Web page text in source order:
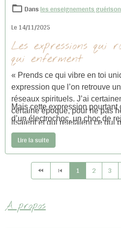
Dansles enseignements
Le 14/11/2025
Les expressions qui
qui enferment
« Prends ce qui vibre en toi
expression que l’on retrouve
réseaux spirituels. J’ai
certaine époque, pour ne pas
lisaient et qui rejetaient ce qui
devenue une évidence pour
Mais cette expression pourtant
d’un électrochoc, un choc de
Lire la suite
1 2 3
A propos